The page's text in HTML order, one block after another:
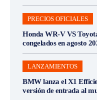
PRECIOS OFICIALES
Honda WR-V VS
congelados en agosto
LANZAMIENTOS
BMW lanza el X1
versión de entrada al